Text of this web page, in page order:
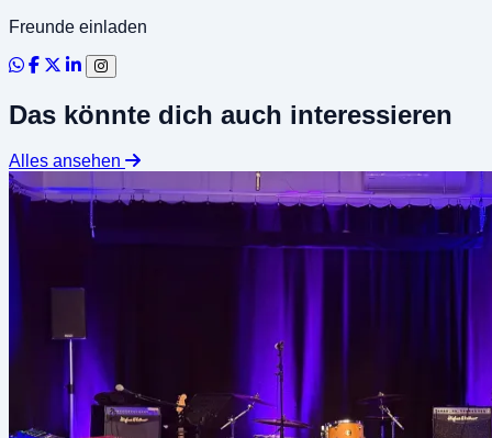
Freunde einladen
Das könnte dich auch interessieren
Alles ansehen